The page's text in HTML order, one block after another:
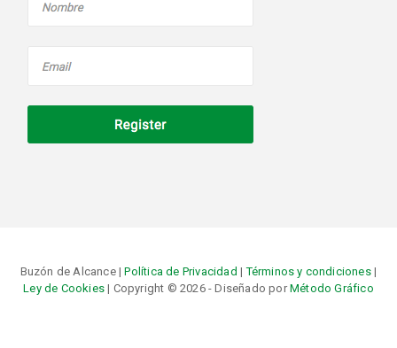
Buzón de Alcance |Política de Privacidad |Términos y condiciones|
Ley de Cookies | Copyright © 2026 - Diseñado porMétodo Gráfico